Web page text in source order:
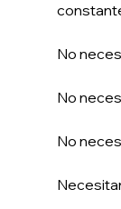
No
No
No